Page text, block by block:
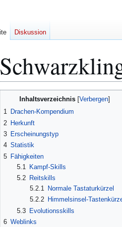
Inhaltsverzeichnis
1 Drachen-Kompendium
2 Herkunft
3 Erscheinungstyp
4 Statistik
5 Fähigkeiten
5.1
Kampf-Skills
5.2
Reitskills
5.2.1 Normale Tastaturkürzel
5.2.2 Himmelsinsel-
5.3 Evolutionsskills
6 Weblinks
Diskussion